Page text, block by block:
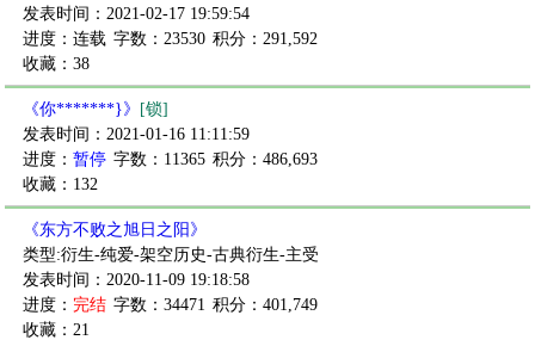
发表时间：2021-02-17 19:59:54
进度：连载 字数：23530 积分：291,592
收藏：38
《你*******}》
[锁]
发表时间：2021-01-16 11:11:59
进度： 暂停 字数：11365 积分：486,693
收藏：132
《东方不败之旭日之阳》
类型:衍生-纯爱-架空历史-古典衍生-主受
发表时间：2020-11-09 19:18:58
进度： 完结 字数：34471 积分：401,749
收藏：21